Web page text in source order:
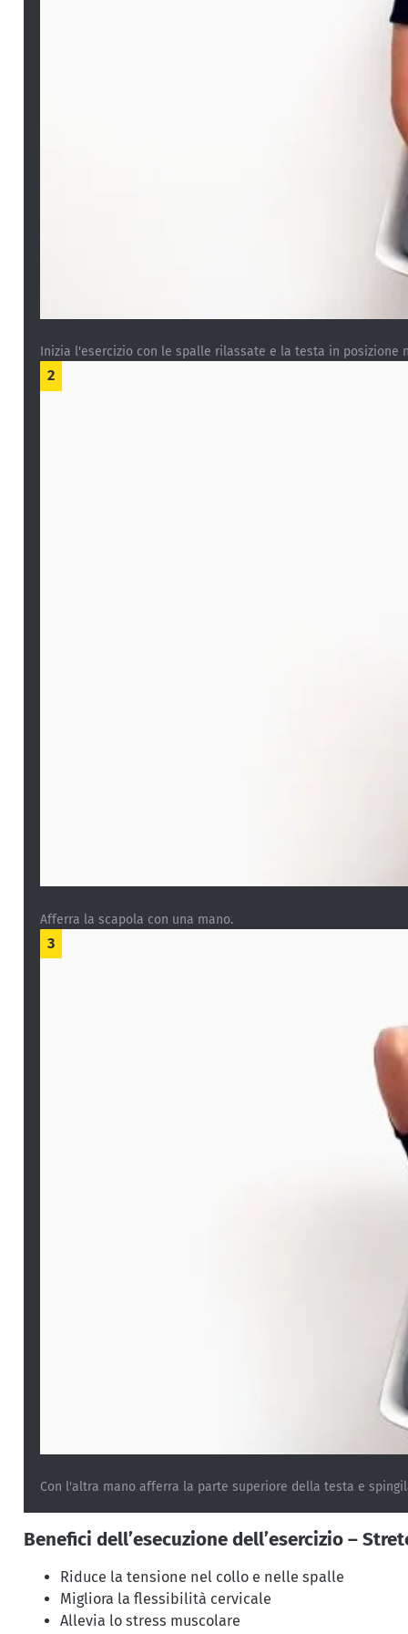
Inizia l'esercizio con le spalle rilassate e la testa in posizione
2
Afferra la scapola con una mano.
3
Con l'altra mano afferra la parte superiore della testa e
Benefici dell’esecuzione dell’esercizio –
Riduce la tensione nel collo e nelle spalle
Migliora la flessibilità cervicale
Allevia lo stress muscolare